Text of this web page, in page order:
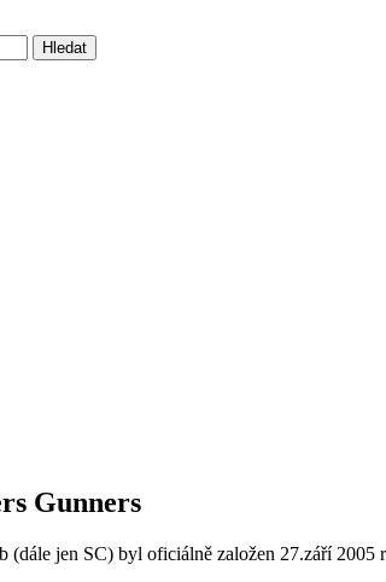
Gunners
jen SC) byl oficiálně založen 27.září